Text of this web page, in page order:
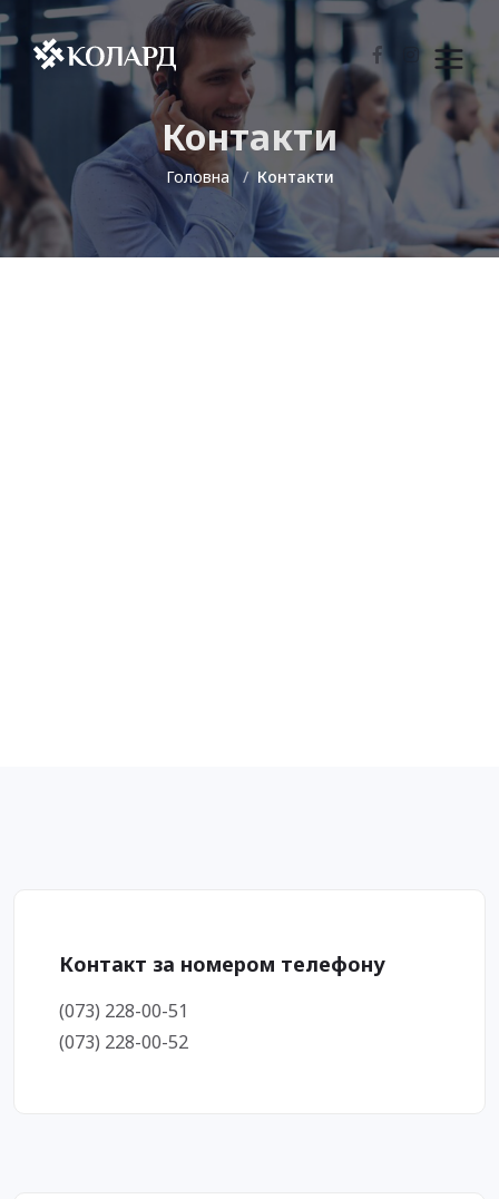
Контакти
Головна Контакти
Контакт за номером телефону
(073) 228-00-51
(073) 228-00-52